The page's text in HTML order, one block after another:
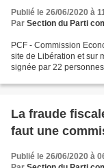
Publié le 26/06/2020 à
Par Section du Parti
PCF - Commission
site de Libération et sur
signée par 22
La fraude
faut une
Publié le 26/06/2020 à